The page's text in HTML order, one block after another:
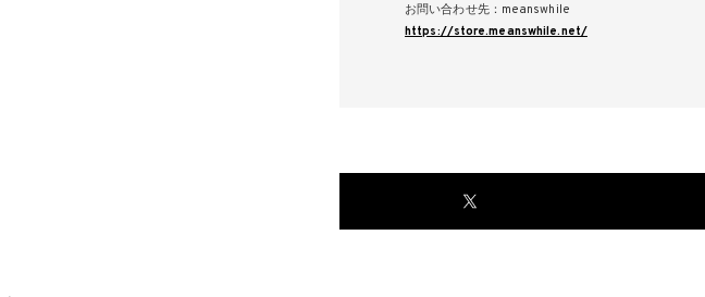
お問い合わせ先：meanswhile
https://store.meanswhile.net/